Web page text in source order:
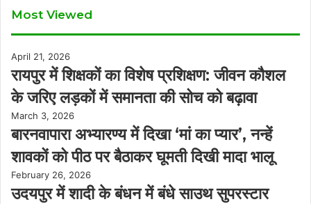
Most Viewed
April 21, 2026
रायपुर में शिक्षकों का विशेष प्रशिक्षण: जीवन कौशल
के जरिए लड़कों में समानता की सोच को बढ़ावा
March 3, 2026
बारनवापारा अभ्यारण्य में दिखा ‘मां का प्यार’, नन्हें
शावकों को पीठ पर बैठाकर घूमती दिखी मादा भालू
February 26, 2026
उदयपुर में शादी के बंधन में बंधे साउथ सुपरस्टार